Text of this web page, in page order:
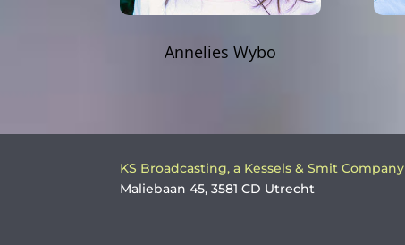
Annelies Wybo
KS Broadcasting, a Kessels & Smit Company
Maliebaan 45, 3581 CD Utrecht